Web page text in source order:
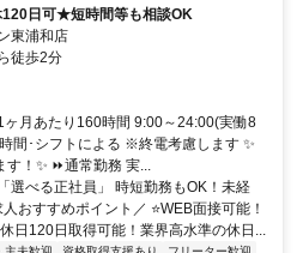
日可★短時間等も相談OK
東浦和店
徒歩2分
月あたり160時間 9:00～24:00(実働8
間･シフトによる ※終電考慮します ✨
！✨ ⏩通常勤務 実...
選べる正社員」 時短勤務もOK！未経
おすすめポイント／ ⭐WEB面接可能！
日120日取得可能！業界高水準の休日...